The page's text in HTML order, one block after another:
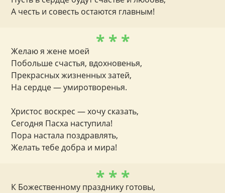
А честь и совесть остаются главным!
* * *
Желаю я жене моей
Побольше счастья, вдохновенья,
Прекрасных жизненных затей,
На сердце — умиротворенья.
Христос воскрес — хочу сказать,
Сегодня Пасха наступила!
Пора настала поздравлять,
Желать тебе добра и мира!
* * *
К Божественному празднику готовы,